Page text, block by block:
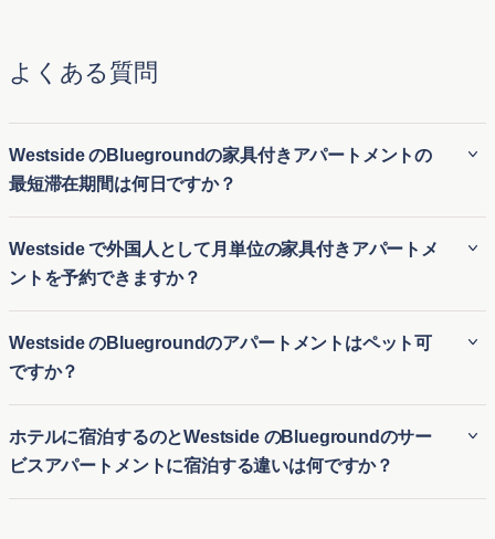
よくある質問
Westside のBluegroundの家具付きアパートメントの
最短滞在期間は何日ですか？
低2 泊の滞在が必要です。そのため、Westside の長期家具付
き賃貸にも、短期滞在用の一時的な住居にも最適です。引っ
越しや長期滞在の訪問など、さまざまな滞在期間に対応する
柔軟性があります。
Westside で外国人として月単位の家具付きアパートメ
ントを予約できますか？
ート賃貸を簡単に予約できます。ビジネスやレジャーのため
にWestside の仮住まいを探している方に、柔軟で便利な一
時的な住居を提供します。初めての街でも、長期の契約なし
で快適な家具付き住宅に簡単に入居できます。
Westside のBluegroundのアパートメントはペット可
ですか？
で、愛犬や愛猫と一緒に快適な生活を送ることができます。
Westside のペット可アパートは、ペットに適した公園や設
備の近くに位置する物件が多く、ペットオーナーが安心して
ホテルに宿泊するのとWestside のBluegroundのサー
ビスアパートメントに宿泊する違いは何ですか？